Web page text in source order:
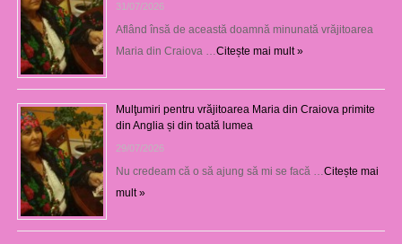
31/07/2026
Aflând însă de această doamnă minunată vrăjitoarea
Maria din Craiova …Citește mai mult »
Mulţumiri pentru vrăjitoarea Maria din Craiova primite
din Anglia și din toată lumea
29/07/2026
Nu credeam că o să ajung să mi se facă …Citește mai
mult »